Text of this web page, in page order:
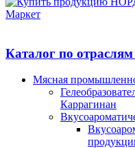
Каталог по отраслям
Мясная
Каррагинан